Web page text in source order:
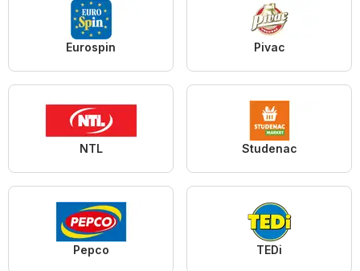
Eurospin Pivac
NTL Studenac
Pepco TEDi